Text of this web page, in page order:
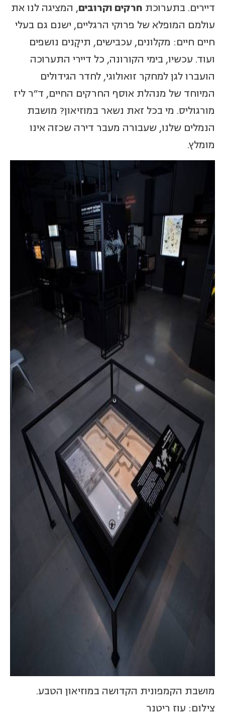
דיירים. בתערוכת חרקים וקרובים, המציגה לנו את
עולמם המופלא של פרוקי הרגליים, ישנם גם בעלי
חיים חיים: מקלונים, עכבישים, תיקָנים נושפים
ועוד. עכשיו, בימי הקורונה, כל דיירי התערוכה
הועברו לגן למחקר זואולוגי, לחדר הגידולים
המיוחד של מנהלת אוסף החרקים החיים, ד"ר ליז
מורגוליס. מי בכל זאת נשאר במוזיאון? מושבת
הנמלים שלנו, שעבורה מעבר דירה שכזה אינו
מומלץ.
מושבת הקמפונית הקדושה במוזיאון הטבע.
צילום: עוז ריטנר